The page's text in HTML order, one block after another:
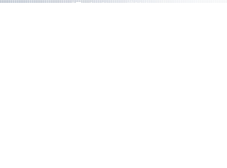
プライバシーポリシー